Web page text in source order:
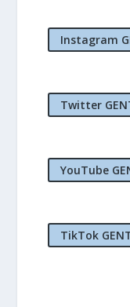
Instagram
Twitter
YouTube
TikTok